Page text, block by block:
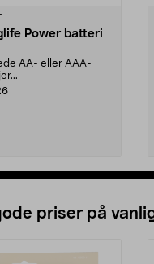
Power batteri
AA- eller AAA-
priser på